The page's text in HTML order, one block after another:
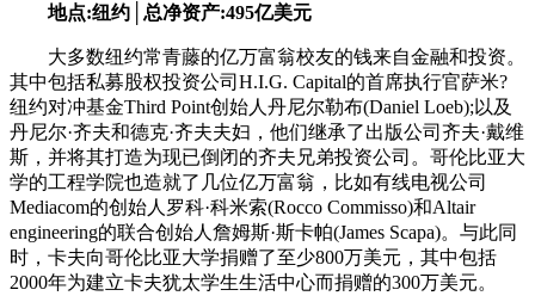
地点:纽约│总净资产:495亿美元
大多数纽约常青藤的亿万富翁校友的钱来自金融和投资。
其中包括私募股权投资公司H.I.G. Capital的首席执行官萨米?
纽约对冲基金Third Point创始人丹尼尔勒布(Daniel Loeb);以及
丹尼尔·齐夫和德克·齐夫夫妇，他们继承了出版公司齐夫·戴维
斯，并将其打造为现已倒闭的齐夫兄弟投资公司。哥伦比亚大
学的工程学院也造就了几位亿万富翁，比如有线电视公司
Mediacom的创始人罗科·科米索(Rocco Commisso)和Altair
engineering的联合创始人詹姆斯·斯卡帕(James Scapa)。与此同
时，卡夫向哥伦比亚大学捐赠了至少800万美元，其中包括
2000年为建立卡夫犹太学生生活中心而捐赠的300万美元。